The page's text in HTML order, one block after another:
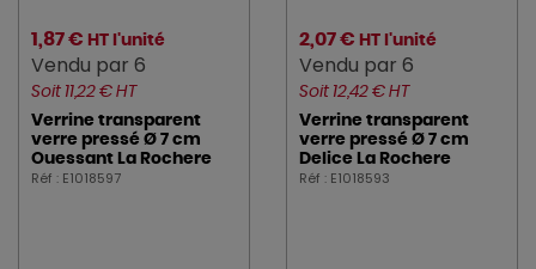
1,87 € HT l'unité
Vendu par 6
Soit 11,22 € HT
Verrine transparent
verre pressé Ø 7 cm
Ouessant La Rochere
Réf : E1018597
2,07 € HT l'unité
Vendu par 6
Soit 12,42 € HT
Verrine transparent
verre pressé Ø 7 cm
Delice La Rochere
Réf : E1018593